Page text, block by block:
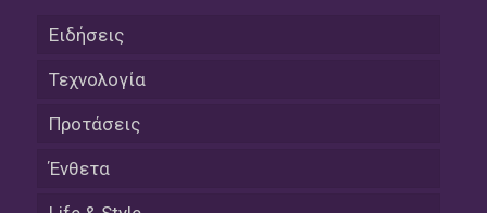
Ειδήσεις
Τεχνολογία
Προτάσεις
Ένθετα